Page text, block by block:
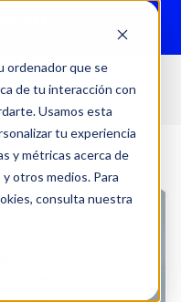
ordenador que se
de tu interacción con
Usamos esta
tu experiencia
y métricas acerca de
otros medios. Para
consulta nuestra